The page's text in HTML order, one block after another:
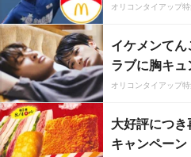
オリコンタイアップ
イケメンて
ラブに胸キュ
オリコンタイアップ
大好評につ
キャンペーン